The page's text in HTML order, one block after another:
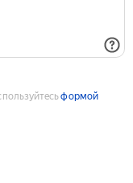
формой